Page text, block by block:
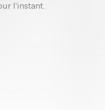
l'instant.